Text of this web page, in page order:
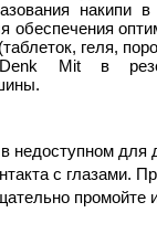
накипи в
обеспечения
геля,
Mit в
.
недоступном для
с глазами.
промойте